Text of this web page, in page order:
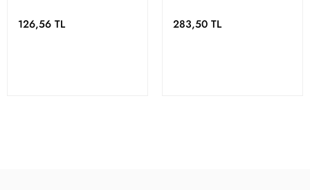
126,56 TL 283,50 TL